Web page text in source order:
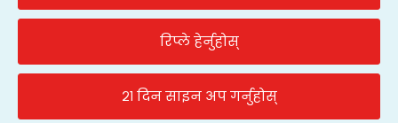
रिप्ले हेर्नुहोस्
२१ दिन साइन अप गर्नुहोस्